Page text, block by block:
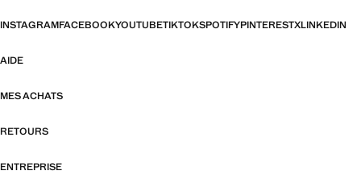
INSTAGRAMFACEBOOKYOUTUBETIKTOKSPOTIFYPINTERESTXLINKEDIN
AIDE
MES ACHATS
RETOURS
ENTREPRISE